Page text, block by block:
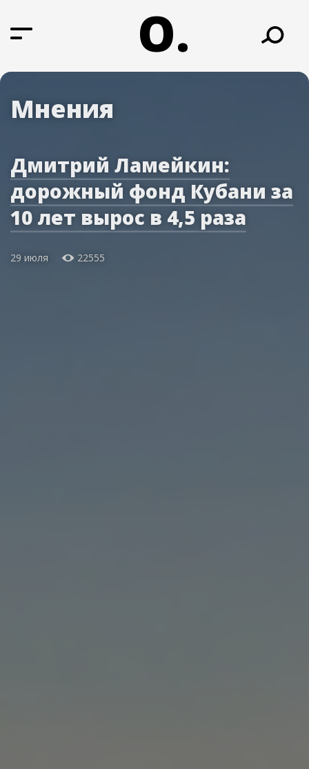
О.
Мнения
Дмитрий Ламейкин:
дорожный фонд Кубани за
10 лет вырос в 4,5 раза
29 июля 22555